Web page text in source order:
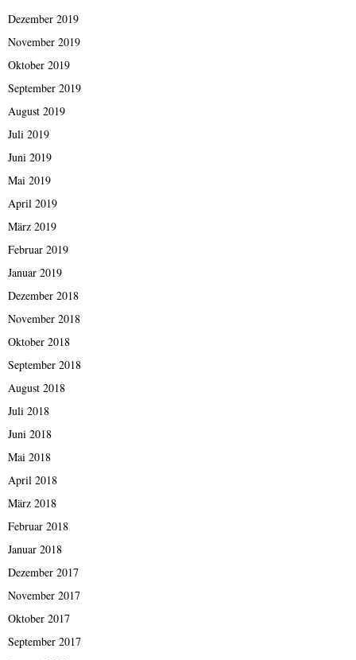
Dezember 2019
November 2019
Oktober 2019
September 2019
August 2019
Juli 2019
Juni 2019
Mai 2019
April 2019
März 2019
Februar 2019
Januar 2019
Dezember 2018
November 2018
Oktober 2018
September 2018
August 2018
Juli 2018
Juni 2018
Mai 2018
April 2018
März 2018
Februar 2018
Januar 2018
Dezember 2017
November 2017
Oktober 2017
September 2017